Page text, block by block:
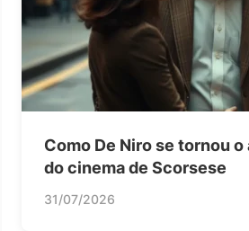
Como De Niro se tornou
do cinema de Scorsese
31/07/2026